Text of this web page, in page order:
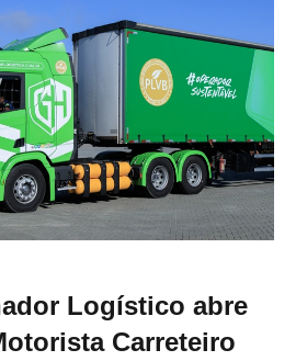
Logístico abre
Carreteiro